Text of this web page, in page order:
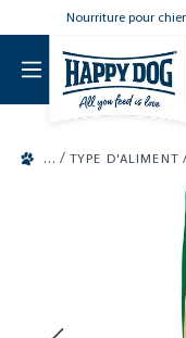
main contentNourriture pour
/ TYPE D'ALIMENT